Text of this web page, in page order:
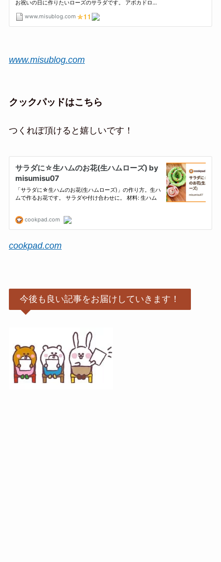
www.misublog.com
クックパッドはこちら
つくれぽ頂けると嬉しいです！
cookpad.com
今後も良い記事をお届けしていきます！